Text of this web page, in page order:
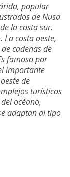
popular
de Nusa
la costa sur.
La costa oeste,
cadenas de
famoso por
importante
de
turísticos
océano,
adaptan al tipo